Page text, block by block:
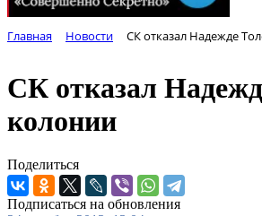
Главная Новости СК отказал Надежде
СК отказал
колонии
Поделиться
Подписаться на обновления